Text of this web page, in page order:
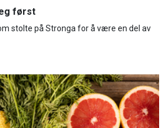
først
stolte på Stronga for å være en del av